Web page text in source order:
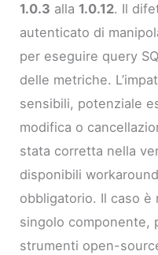
1.0.3 alla 1.0.12. Il
autenticato di
per eseguire query
delle metriche.
sensibili, potenziale
modifica o
stata corretta nella
disponibili
obbligatorio. Il caso
singolo componente,
strumenti open-